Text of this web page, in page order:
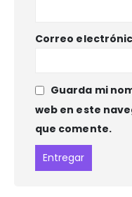
Correo
Guarda mi
web en este
que comente.